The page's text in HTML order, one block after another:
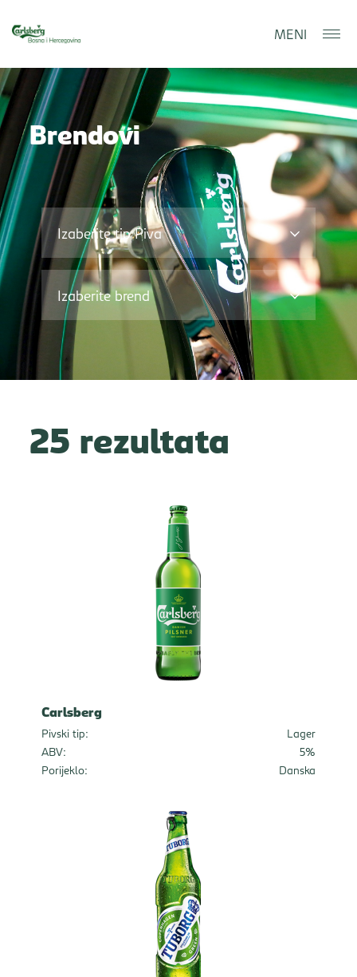
MENI
Brendovi
Traži
Izaberite tip Piva
Izaberite brend
25 rezultata
Carlsberg
Pivski tip:
Lager
ABV:
5%
Porijeklo:
Danska